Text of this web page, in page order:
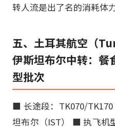
转人流是出了名的消耗体力
五、土耳其航空（
伊斯坦布尔中转：餐
型批次
■ 长途段：TK070/
坦布尔（IST） ■ 执飞机